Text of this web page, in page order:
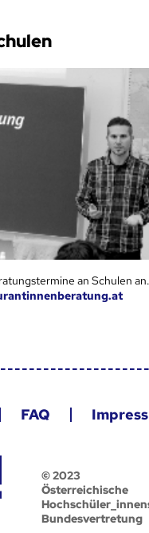
an Schulen
FAQ
© 2023
Österreichische
Bundesvertretung